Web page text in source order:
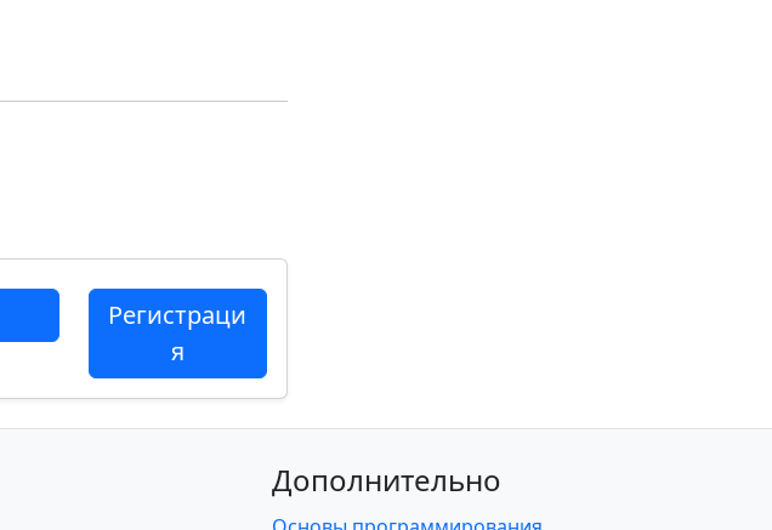
Регистраци
я
Дополнительно